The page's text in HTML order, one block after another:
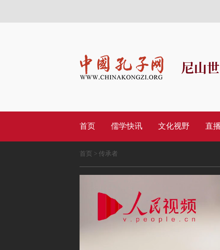
尼山
首页 儒学快讯 文化视野 直
首页 > 传承者